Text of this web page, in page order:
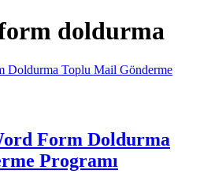
doldurma
Form Doldurma
Programı